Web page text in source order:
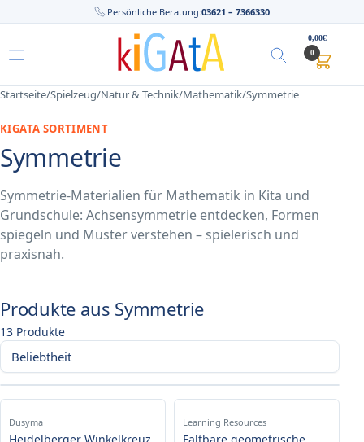
Persönliche Beratung:03621 – 7366330
0,00€
0
Startseite/Spielzeug/Natur & Technik/Mathematik/Symmetrie
KIGATA SORTIMENT
Symmetrie
Symmetrie-Materialien für Mathematik in Kita und
Grundschule: Achsensymmetrie entdecken, Formen
spiegeln und Muster verstehen – spielerisch und
praxisnah.
Produkte aus Symmetrie
13 Produkte
Dusyma Learning Resources